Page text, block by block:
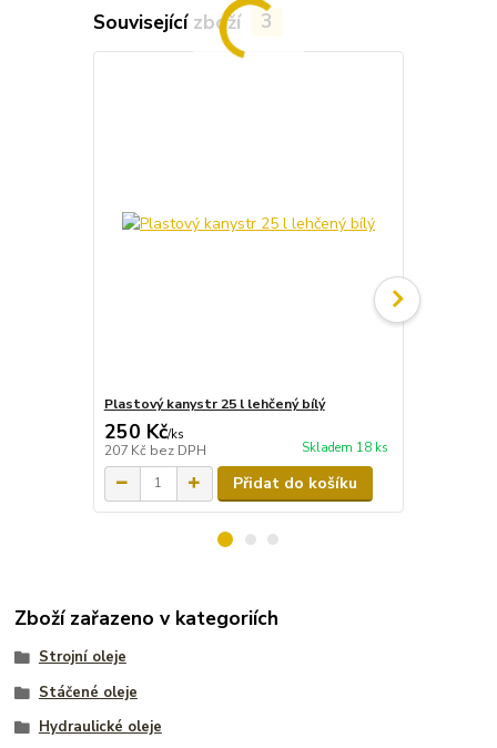
Související zboží 3
Plastový kanystr 25 l lehčený bílý
250 Kč/ks
207 Kč bez DPH Skladem 18 ks
Přidat do košíku
Zboží zařazeno v kategoriích
Strojní oleje
Stáčené oleje
Hydraulické oleje